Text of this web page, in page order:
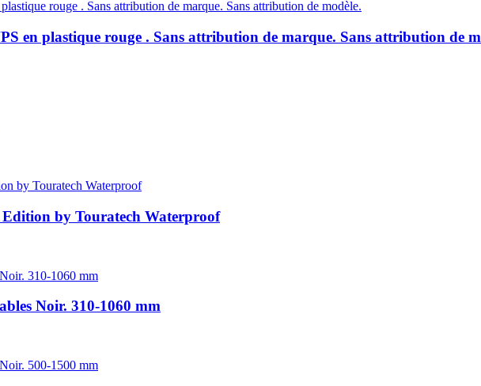
en plastique rouge . Sans attribution de marque. Sans attribution de
Edition by Touratech Waterproof
Noir. 310-1060 mm